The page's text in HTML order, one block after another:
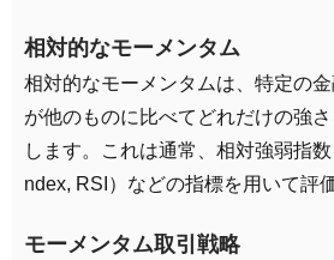
相対的なモーメンタム
相対的なモーメンタムは、特定の
が他のものに比べてどれだけの強
します。これは通常、相対強弱指数
ndex, RSI）などの指標を用いて評
モーメンタム取引戦略